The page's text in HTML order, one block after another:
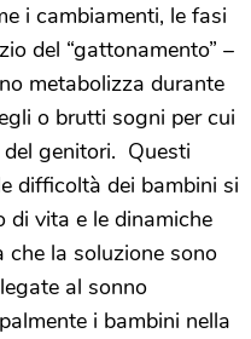
i cambiamenti, le fasi
del “gattonamento” –
metabolizza durante
o brutti sogni per cui
del genitori. Questi
difficoltà dei bambini si
di vita e le dinamiche
la soluzione sono
al sonno
i bambini nella